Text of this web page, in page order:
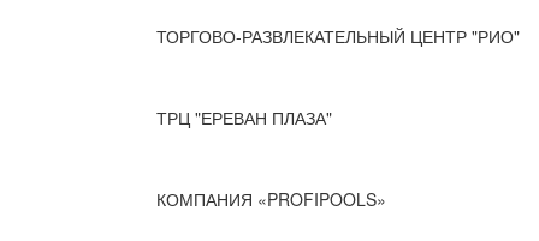
ТОРГОВО-РАЗВЛЕКАТЕЛЬНЫЙ ЦЕНТР "РИО"
ТРЦ "ЕРЕВАН ПЛАЗА"
КОМПАНИЯ «PROFIPOOLS»